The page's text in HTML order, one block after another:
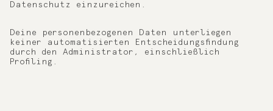
Datenschutz einzureichen.
Deine personenbezogenen Daten unterliegen
keiner automatisierten Entscheidungsfindung
durch den Administrator, einschließlich
Profiling.